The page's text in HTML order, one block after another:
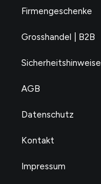
Firmengeschenke
Grosshandel | B2B
Sicherheitshinweise
AGB
Datenschutz
Kontakt
Impressum